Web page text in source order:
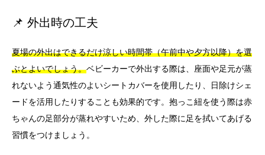
📌 外出時の工夫
夏場の外出はできるだけ涼しい時間帯（午前中や夕方以降）を選
ぶとよいでしょう。ベビーカーで外出する際は、座面や足元が蒸
れないよう通気性のよいシートカバーを使用したり、日除けシェ
ードを活用したりすることも効果的です。抱っこ紐を使う際は赤
ちゃんの足部分が蒸れやすいため、外した際に足を拭いてあげる
習慣をつけましょう。